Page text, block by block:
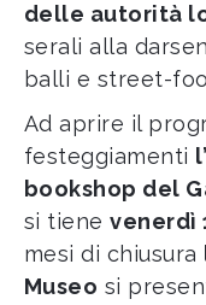
delle autorità
serali alla
balli e street-
Ad aprire il
festeggiamenti
bookshop del
si tienevenerdì
mesi di chiusura
Museo si